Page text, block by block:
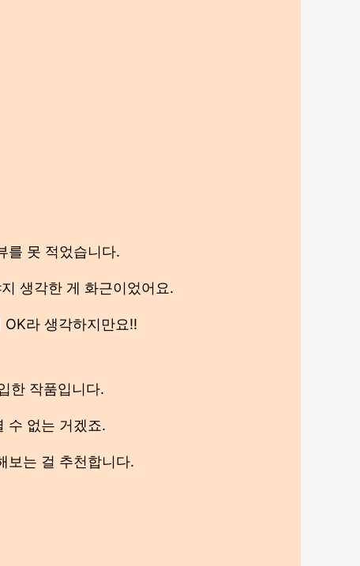
를 못 적었습니다.
생각한 게 화근이었어요.
라 생각하지만요!!
한 작품입니다.
수 없는 거겠죠.
보는 걸 추천합니다.